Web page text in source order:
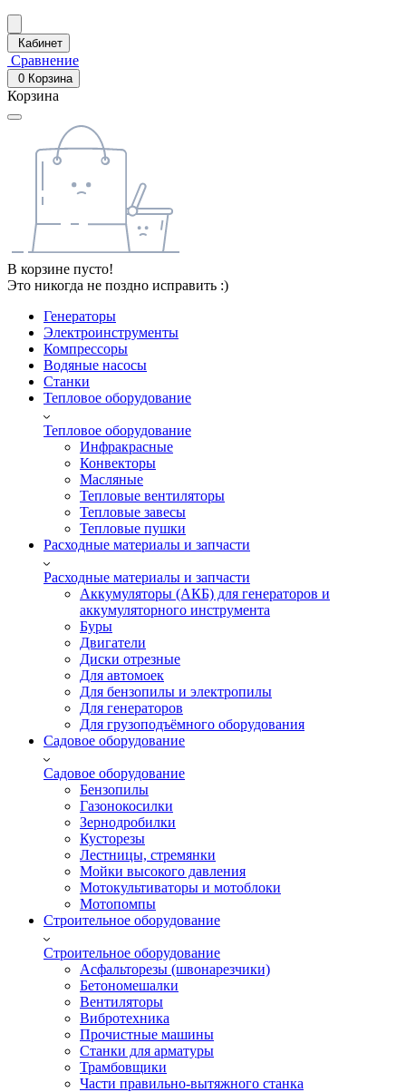
Кабинет
Сравнение
0 Корзина
Корзина
В корзине пусто!
Это никогда не поздно исправить :)
Генераторы
Электроинструменты
Компрессоры
Водяные насосы
Станки
Тепловое оборудование
Тепловое оборудование
Инфракрасные
Конвекторы
Масляные
Тепловые вентиляторы
Тепловые завесы
Тепловые пушки
Расходные материалы и запчасти
Расходные материалы и запчасти
Аккумуляторы (АКБ) для генераторов и
аккумуляторного инструмента
Буры
Двигатели
Диски отрезные
Для автомоек
Для бензопилы и электропилы
Для генераторов
Для грузоподъёмного оборудования
Садовое оборудование
Садовое оборудование
Бензопилы
Газонокосилки
Зернодробилки
Кусторезы
Лестницы, стремянки
Мойки высокого давления
Мотокультиваторы и мотоблоки
Мотопомпы
Строительное оборудование
Строительное оборудование
Асфальторезы (швонарезчики)
Бетономешалки
Вентиляторы
Вибротехника
Прочистные машины
Станки для арматуры
Трамбовщики
Части правильно-вытяжного станка